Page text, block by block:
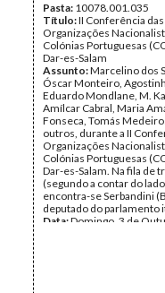
Pasta: 10078.001.035
Título:II Conferência das
Organizações
Colónias Portuguesas
Dar-es-Salam
Assunto:Marcelino dos
Óscar Monteiro,
Eduardo Mondlane, M.
Amílcar Cabral, Maria
Fonseca, Tomás
outros, durante a II
Organizações
Colónias Portuguesas
Dar-es-Salam. Na fila de
(segundo a contar do
encontra-se Serbandini
deputado do parlamento
Data:Domingo, 3 de